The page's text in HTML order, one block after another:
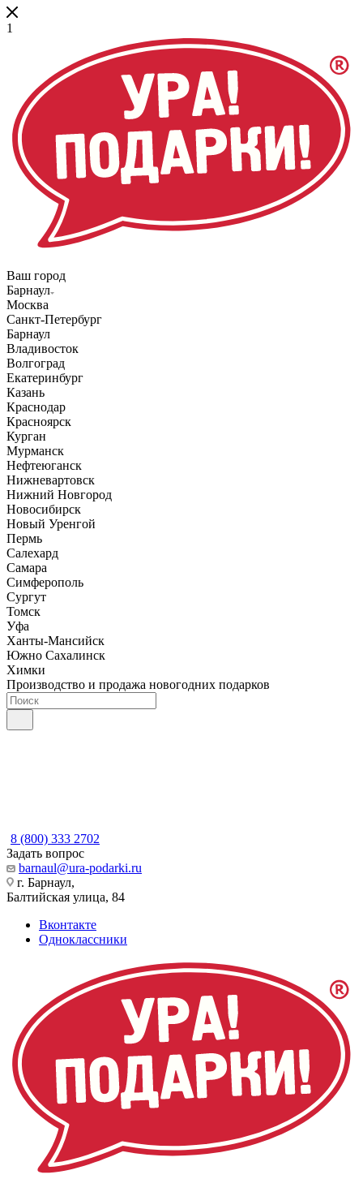
1
Ваш город
Барнаул
Москва
Санкт-Петербург
Барнаул
Владивосток
Волгоград
Екатеринбург
Казань
Краснодар
Красноярск
Курган
Мурманск
Нефтеюганск
Нижневартовск
Нижний Новгород
Новосибирск
Новый Уренгой
Пермь
Салехард
Самара
Симферополь
Сургут
Томск
Уфа
Ханты-Мансийск
Южно Сахалинск
Химки
Производство и продажа новогодних подарков
8 (800) 333 2702
Задать вопрос
barnaul@ura-podarki.ru
г. Барнаул,
Балтийская улица, 84
Вконтакте
Одноклассники